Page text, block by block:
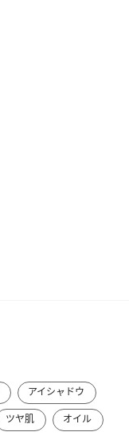
アイシャドウ
ツヤ肌
オイル